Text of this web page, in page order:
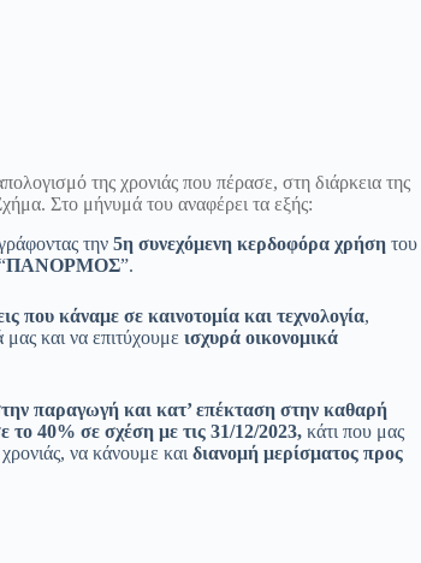
της χρονιάς που πέρασε, στη διάρκεια της
Στο μήνυμά του αναφέρει τα εξής:
την 5η συνεχόμενη κερδοφόρα χρήσητου
ΠΑΝΟΡΜΟΣ”.
που κάναμε σε καινοτομία και τεχνολογία,
και να επιτύχουμε ισχυρά οικονομικά
παραγωγή και κατ’ επέκταση στην καθαρή
το 40% σε σχέση με τις 31/12/2023, κάτι που μας
να κάνουμε και διανομή μερίσματος προς